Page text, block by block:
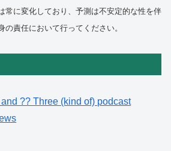
常に変化しており、予測は不安定的な性を伴
の責任において行ってください。
?? Three (kind of) podcast